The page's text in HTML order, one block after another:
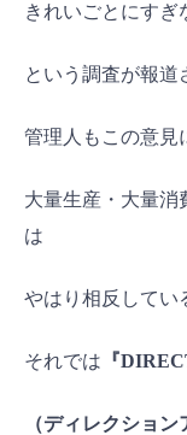
きれいごとにすぎ
という調査が報道
管理人もこの意見
大量生産・大量消
は
やはり相反してい
それでは 『
（ディレクション